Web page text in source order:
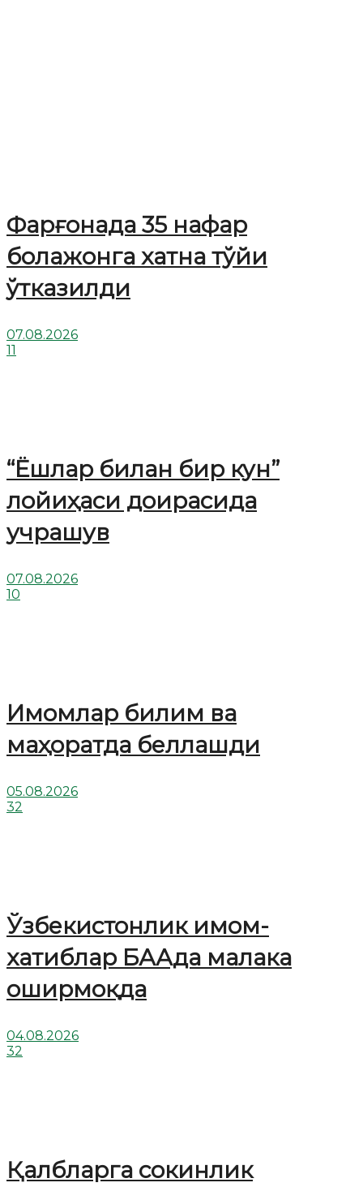
Фарғонада 35 нафар
болажонга хатна тўйи
ўтказилди
07.08.2026
11
“Ёшлар билан бир кун”
лойиҳаси доирасида
учрашув
07.08.2026
10
Имомлар билим ва
маҳоратда беллашди
05.08.2026
32
Ўзбекистонлик имом-
хатиблар БААда малака
оширмоқда
04.08.2026
32
Қалбларга сокинлик